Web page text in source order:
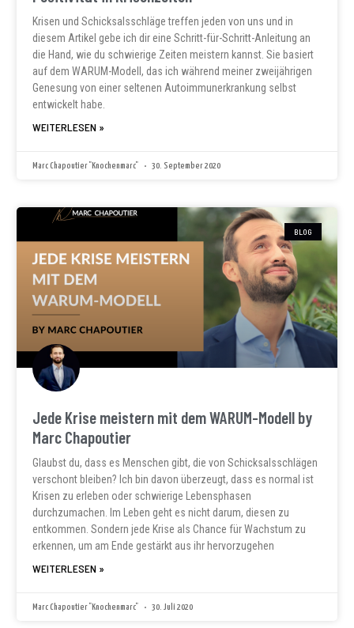
Krisen und Schicksalsschläge treffen jeden von uns und in
diesem Artikel gebe ich dir eine Schritt-für-Schritt-Anleitung an
die Hand, wie du schwierige Zeiten meistern kannst. Sie basiert
auf dem WARUM-Modell, das ich während meiner zweijährigen
Genesung von einer seltenen Autoimmunerkrankung selbst
entwickelt habe.
WEITERLESEN »
Marc Chapoutier "Knochenmarc" 30. September 2020
BLOG
Jede Krise meistern mit dem WARUM-Modell by
Marc Chapoutier
Glaubst du, dass es Menschen gibt, die von Schicksalsschlägen
verschont bleiben? Ich bin davon überzeugt, dass es normal ist
Krisen zu erleben oder schwierige Lebensphasen
durchzumachen. Im Leben geht es nicht darum, diesen zu
entkommen. Sondern jede Krise als Chance für Wachstum zu
erkennen, um am Ende gestärkt aus ihr hervorzugehen
WEITERLESEN »
Marc Chapoutier "Knochenmarc" 30. Juli 2020